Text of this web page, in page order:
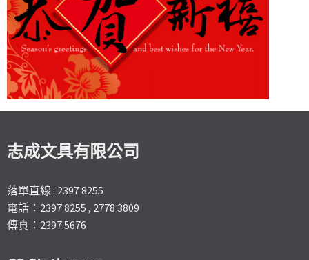
志成文具有限公司
落單直線 : 2397 8255
電話：2397 8255 , 2778 3809
傳真：2397 5676